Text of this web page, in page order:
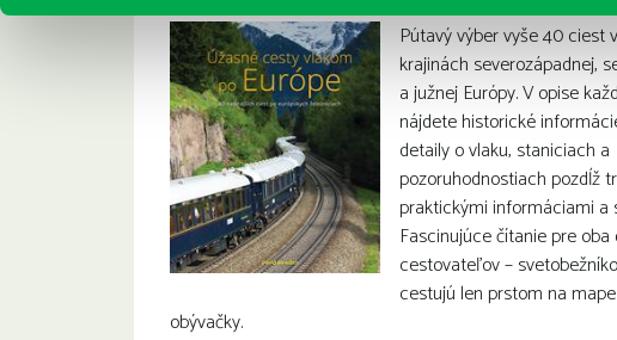
Pútavý výber vyše 40 ciest
krajinách severozápadnej,
a južnej Európy. V opise
nájdete historické
detaily o vlaku, staniciach a
pozoruhodnostiach pozdĺž
praktickými informáciami a
Fascinujúce čítanie pre oba
cestovateľov –
cestujú len prstom na
obývačky.